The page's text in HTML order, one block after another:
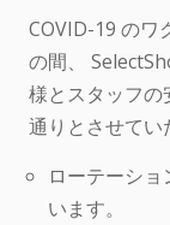
COVID-19 のワ
の間、
様とスタッフ
通りとさせてい
ローテーシ
います。